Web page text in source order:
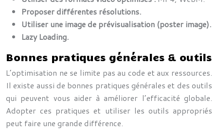
Proposer différentes résolutions.
Utiliser une image de prévisualisation (poster image).
Lazy Loading.
Bonnes pratiques générales & outils
L’optimisation ne se limite pas au code et aux ressources.
Il existe aussi de bonnes pratiques générales et des outils
qui peuvent vous aider à améliorer l’efficacité globale.
Adopter ces pratiques et utiliser les outils appropriés
peut faire une grande différence.